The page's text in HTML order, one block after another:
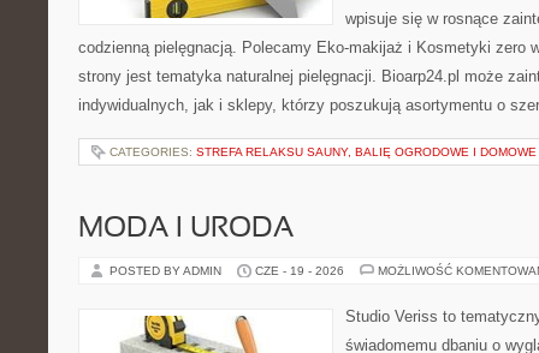
wpisuje się w rosnące
codzienną pielęgnacją. Polecamy Eko-makijaż i Kosmetyki zero
strony jest tematyka naturalnej pielęgnacji. Bioarp24.pl może
indywidualnych, jak i sklepy, którzy poszukują asortymentu o
CATEGORIES: STREFA RELAKSU SAUNY, BALIĘ OGRODOWE I DOMOWE
MODA I URODA
POSTED BY ADMIN CZE - 19 - 2026 MOŻLIWOŚĆ
Studio Veriss to
świadomemu dbaniu o